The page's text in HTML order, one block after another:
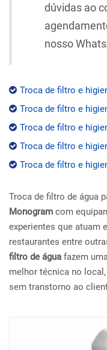
dúvidas ao
nosso
Troca de filtro e
Troca de filtro e
Troca de filtro e
Troca de filtro e
Troca de filtro e
Troca de filtro de água
Monogram com
experientes que atuam
restaurantes entre
filtro de água fazem
melhor técnica no
sem transtorno ao